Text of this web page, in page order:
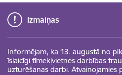
Izmaiņas
Informējam, ka 13. augustā no
īslaicīgi tīmekļvietnes darbības
uzturēšanas darbi. Atvainojamies